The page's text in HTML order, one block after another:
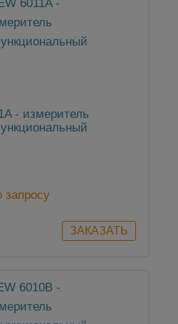
- измеритель
запросу